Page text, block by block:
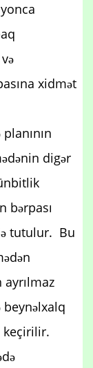
xidmət
digər
bərpası
tutulur. Bu
keçirilir.